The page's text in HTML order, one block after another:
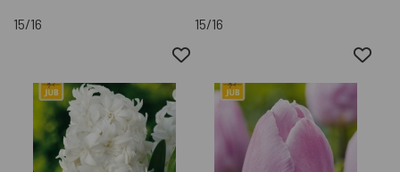
15/16 15/16